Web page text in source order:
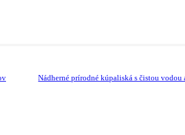
Nádherné prírodné kúpaliská s čistou